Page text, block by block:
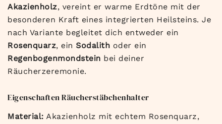
Akazienholz, vereint er warme Erdtöne mit der
besonderen Kraft eines integrierten Heilsteins. Je
nach Variante begleitet dich entweder ein
Rosenquarz, ein Sodalith oder ein
Regenbogenmondstein bei deiner
Räucherzeremonie.
Eigenschaften Räucherstäbchenhalter
Material: Akazienholz mit echtem Rosenquarz,